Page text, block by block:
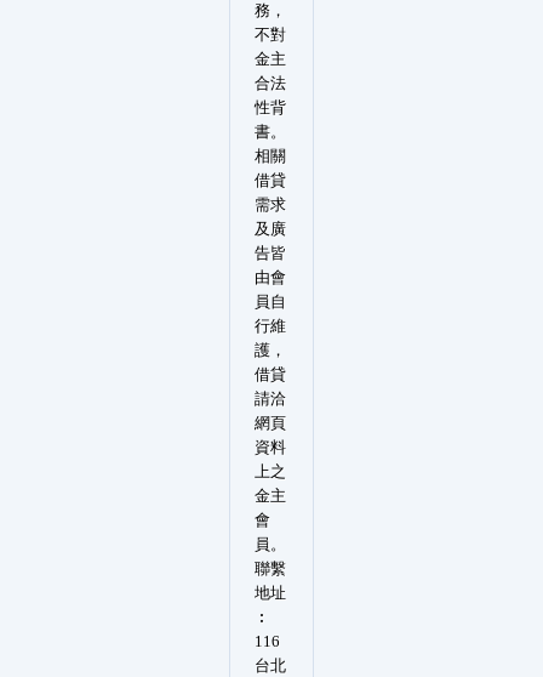
務，
不對
金主
合法
性背
書。
相關
借貸
需求
及廣
告皆
由會
員自
行維
護，
借貸
請洽
網頁
資料
上之
金主
會
員。
聯繫
地址
︰
116
台北